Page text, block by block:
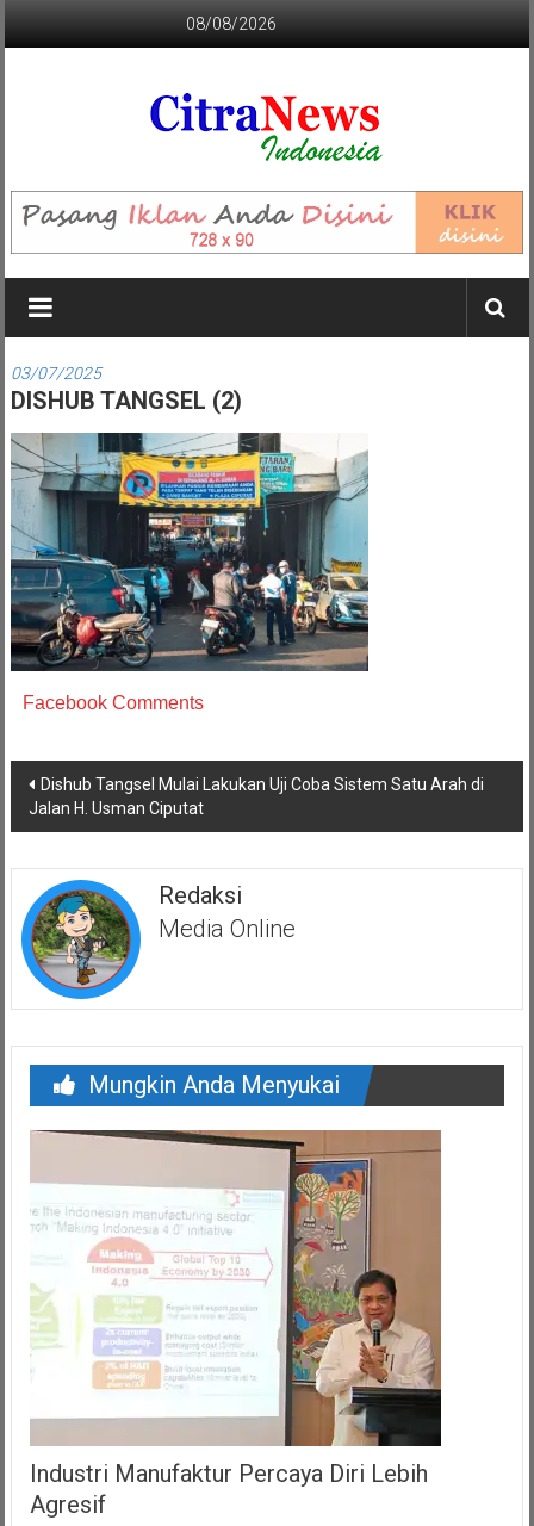
08/08/2026
CITRANEWS
INDONESIA
BERANI
DAN
KRISTIS
03/07/2025
DISHUB TANGSEL (2)
Facebook Comments
Navigasi
pos
Dishub Tangsel Mulai Lakukan Uji Coba Sistem Satu Arah di
Jalan H. Usman Ciputat
Redaksi
Media Online
Mungkin Anda Menyukai
Industri Manufaktur Percaya Diri Lebih
Agresif